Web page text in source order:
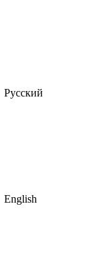
Русский
English